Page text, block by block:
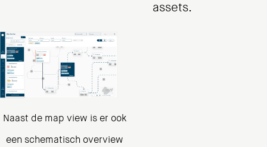
assets.
Naast de map view is er ook
een schematisch overview